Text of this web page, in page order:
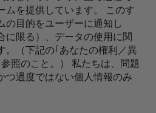
ムを提供しています。 このす
の目的をユーザーに通知し
に限る）、データの使用に関
。（下記の｢あなたの権利／異
照のこと。） 私たちは、問題
つ過度ではない個人情報のみ